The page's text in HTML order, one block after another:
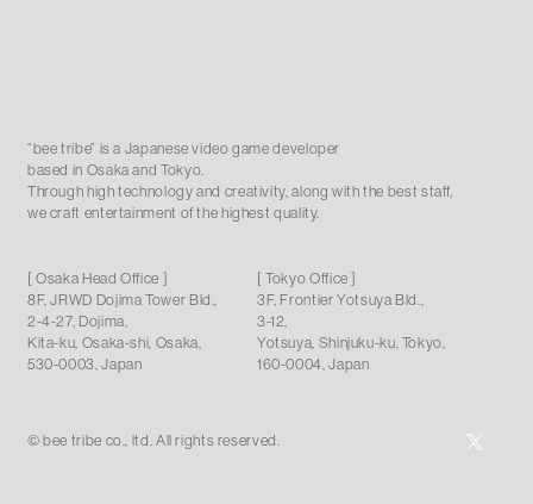
“bee tribe” is a Japanese video game developer
based in Osaka and Tokyo
Through high technology and creativity, along with the best staff,
we craft entertainment of the highest quality.
[ Osaka Head Office ]
8F, JRWD Dojima Tower Bld.,
2-4-27, Dojima,
Kita-ku, Osaka-shi, Osaka,
530-0003, Japan
[ Tokyo Office ]
3F, Frontier Yotsuya Bld.,
3-12,
Yotsuya, Shinjuku-ku, Tokyo,
160-0004, Japan
© bee tribe co., ltd. All rights reserved.